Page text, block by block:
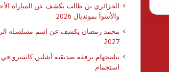
الجزائري بن طالب يكشف عن المباراة
والأسوأ بمونديال 2026
محمد رمضان يكشف عن اسم مسلسله
2027
بيلينجهام برفقة صديقته آشلين كاسترو
استجمام